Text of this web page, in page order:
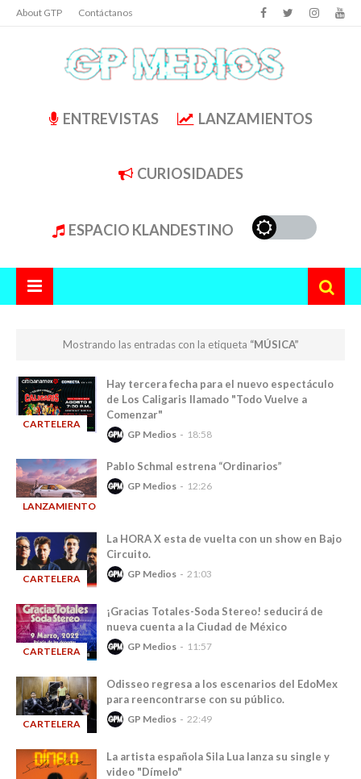
About GTP Contáctanos
ENTREVISTAS LANZAMIENTOS
CURIOSIDADES
ESPACIO KLANDESTINO
Mostrando las entradas con la etiqueta MÚSICA
CARTELERA
Hay tercera fecha para el nuevo espectáculo
de Los Caligaris llamado "Todo Vuelve a
Comenzar"
GP Medios 18:58
LANZAMIENTOS
Pablo Schmal estrena “Ordinarios”
GP Medios 12:26
CARTELERA
La HORA X esta de vuelta con un show en Bajo
Circuito.
GP Medios 21:03
CARTELERA
¡Gracias Totales-Soda Stereo! seducirá de
nueva cuenta a la Ciudad de México
GP Medios 11:57
CARTELERA
Odisseo regresa a los escenarios del EdoMex
para reencontrarse con su público.
GP Medios 22:49
La artista española Sila Lua lanza su single y
video "Dímelo"